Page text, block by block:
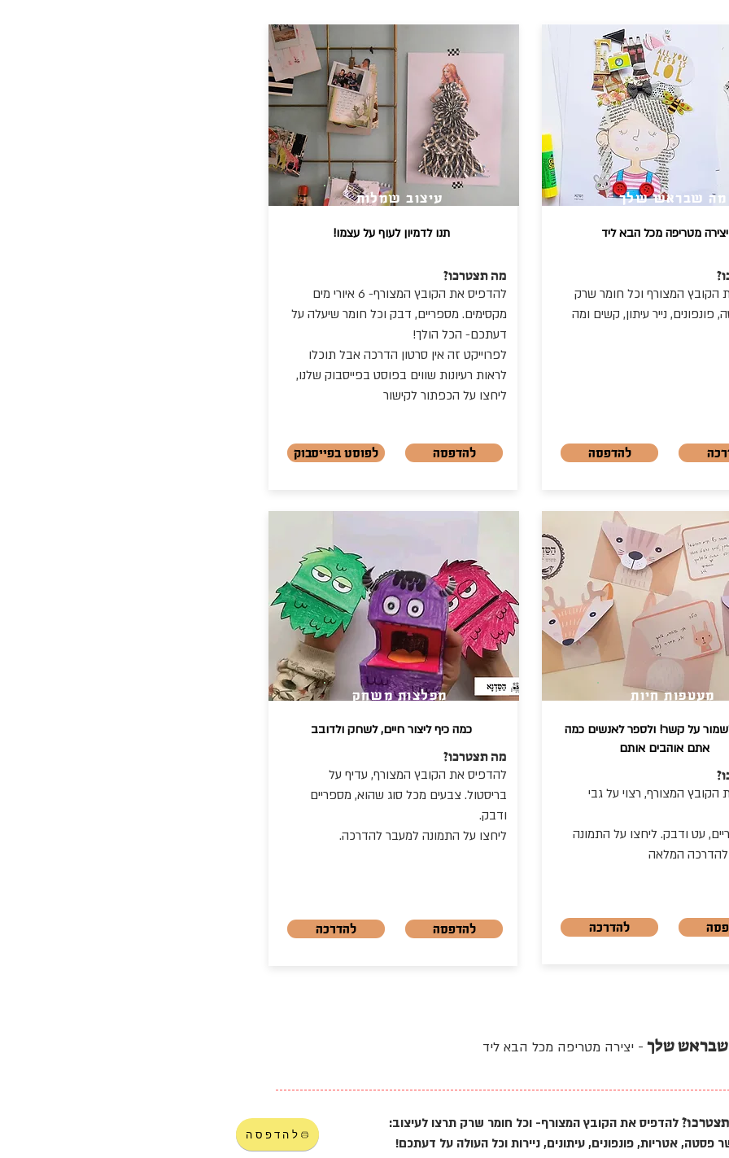
שלך - יצירה מטריפה מכל הבא ליד
להדפיס את הקובץ המצורף- וכל חומר שרק תרצו לעיצוב:
פסטה, אטריות, פונפונים, עיתונים, ניירות וכל העולה על דעתכם!
להדפסה
עיצוב שמלות
!תנו לדמיון לעוף על עצמו
מה תצטרכו?
להדפיס את הקובץ המצורף- 6 איורי מים
מקסימים. מספריים, דבק וכל חומר שיעלה על
דעתכם- הכל הולך!
לפרוייקט זה אין סרטון הדרכה אבל תוכלו
לראות רעיונות שווים בפוסט בפייסבוק שלנו,
ליחצו על הכפתור לקישור
לפוסט בפייסבוק להדפסה
מה שבראש שלך
יצירה מטריפה מכל הבא ליד
הקובץ המצורף וכל חומר שרק
פונפונים, נייר עיתון, קשים ומה
להדפסה
מפלצות משחק
כמה כיף ליצור חיים, לשחק ולדובב
מה תצטרכו?
להדפיס את הקובץ המצורף, עדיף על
בריסטול. צבעים מכל סוג שהוא, מספריים
ודבק.
ליחצו על התמונה למעבר להדרכה.
להדרכה להדפסה
מעטפות חיות
על קשר! ולספר לאנשים כמה
אתם אוהבים אותם
הקובץ המצורף, רצוי על גבי
עט ודבק. ליחצו על התמונה
להדרכה המלאה
להדרכה